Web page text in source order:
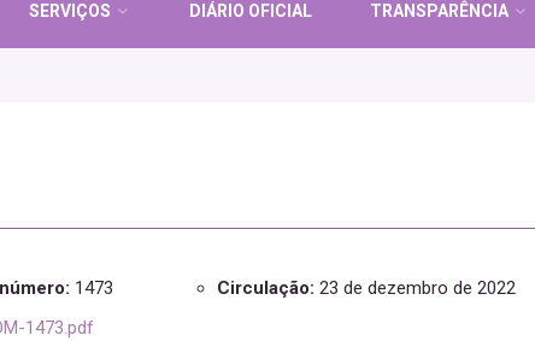
SERVIÇOS DIÁRIO OFICIAL TRANSPARÊNCIA
1473 Circulação: 23 de dezembro de 2022
1473.pdf